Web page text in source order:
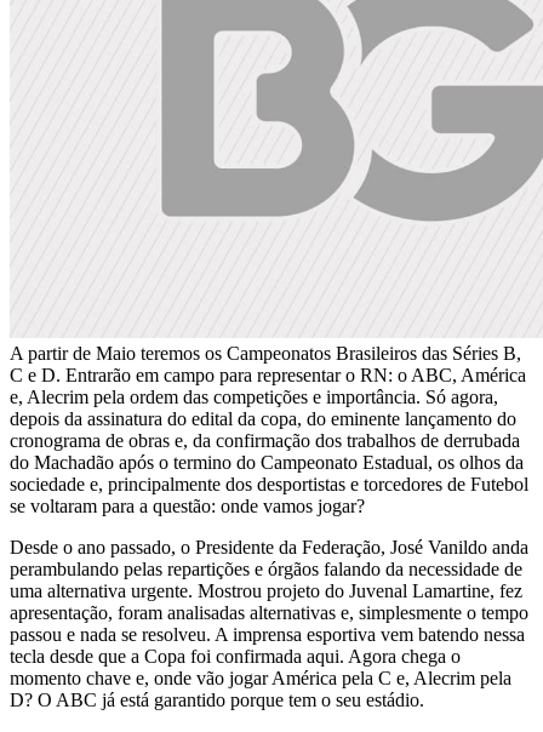
A partir de Maio teremos os Campeonatos Brasileiros das Séries B,
C e D. Entrarão em campo para representar o RN: o ABC, América
e, Alecrim pela ordem das competições e importância. Só agora,
depois da assinatura do edital da copa, do eminente lançamento do
cronograma de obras e, da confirmação dos trabalhos de derrubada
do Machadão após o termino do Campeonato Estadual, os olhos da
sociedade e, principalmente dos desportistas e torcedores de Futebol
se voltaram para a questão: onde vamos jogar?
Desde o ano passado, o Presidente da Federação, José Vanildo anda
perambulando pelas repartições e órgãos falando da necessidade de
uma alternativa urgente. Mostrou projeto do Juvenal Lamartine, fez
apresentação, foram analisadas alternativas e, simplesmente o tempo
passou e nada se resolveu. A imprensa esportiva vem batendo nessa
tecla desde que a Copa foi confirmada aqui. Agora chega o
momento chave e, onde vão jogar América pela C e, Alecrim pela
D? O ABC já está garantido porque tem o seu estádio.